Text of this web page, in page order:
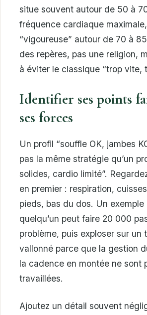
situe souvent autour de 50 à
fréquence cardiaque
“vigoureuse” autour de 70 à
des repères, pas une religion,
à éviter le classique “trop vite,
Identifier ses points
ses forces
Un profil “souffle OK, jambes
pas la même stratégie qu’un
solides, cardio limité”.
en premier : respiration,
pieds, bas du dos. Un exemple
quelqu’un peut faire 20 000
problème, puis exploser sur un
vallonné parce que la gestion
la cadence en montée ne sont
travaillées.
Ajoutez un détail souvent